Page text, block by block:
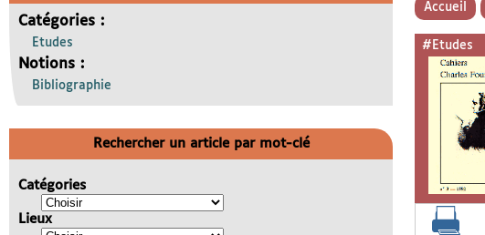
Accueil
#Etudes
Catégories :
Etudes
Notions :
Bibliographie
Rechercher un article par mot-clé
Catégories
Lieux